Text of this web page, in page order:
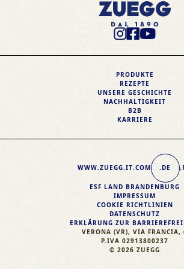
Instagram
Facebook
Youtube
PRODUKTE
REZEPTE
UNSERE GESCHICHTE
NACHHALTIGKEIT
B2B
KARRIERE
WWW.ZUEGG.IT.COM .DE
ESF LAND BRANDENBURG
IMPRESSUM
COOKIE RICHTLINIEN
DATENSCHUTZ
ERKLÄRUNG ZUR
VERONA (VR), VIA FRANCIA,
P.IVA 02913800237
© 2026 ZUEGG